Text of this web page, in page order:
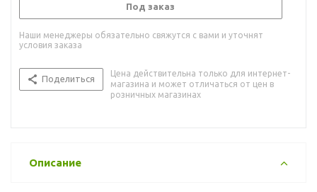
Под заказ
Наши менеджеры обязательно свяжутся с вами и уточнят
условия заказа
Поделиться
Цена действительна только для интернет-
магазина и может отличаться от цен в
розничных магазинах
Описание